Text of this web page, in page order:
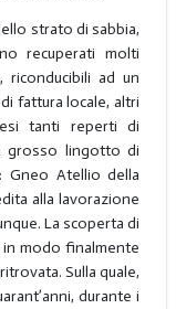
strato di sabbia,
recuperati molti
ad un
fattura locale, altri
tanti reperti di
grosso lingotto di
Gneo Atellio della
alla lavorazione
La scoperta di
in modo finalmente
Sulla quale,
durante i